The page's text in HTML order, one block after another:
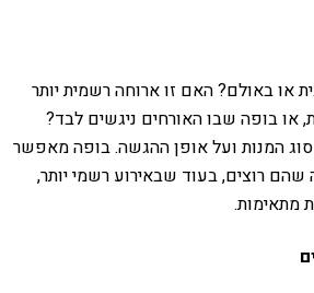
או באולם? האם זו ארוחה רשמית יותר
או בופה שבו האורחים ניגשים לבד?
סוג המנות ועל אופן ההגשה. בופה מאפשר
רוצים, בעוד שבאירוע רשמי יותר,
מתאימות.